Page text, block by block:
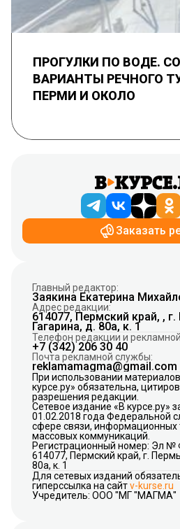
ПРОГУЛКИ ПО ВОДЕ.
ВАРИАНТЫ РЕЧНОГО
ПЕРМИ И ОКОЛО
Заказать
Главный редактор:
Заякина Екатерина
Адрес редакции:
614077, Пермский край, ,
Гагарина, д. 80а, к. 1
Телефон редакции и
+7 (342) 206 30 40
Почта рекламной службы:
reklamamagma@gmail.com
При использовании
курсе.ру» обязательна,
разрешения редакции.
Сетевое издание «В курсе.ру»
01.02.2018 года Федеральной
сфере связи, информационных
массовых коммуникаций.
Регистрационный номер: Эл №
614077, Пермский край, г.
80а, к. 1
Для сетевых изданий
гиперссылка на сайтv-kurse.ru
Учредитель: ООО "МГ "МАГМА"